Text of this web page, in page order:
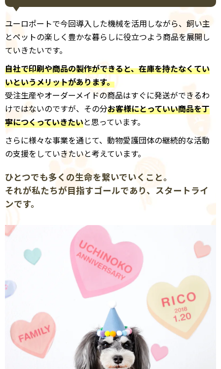
ユーロポートで今回導入した機械を活用しながら、飼い主
とペットの楽しく豊かな暮らしに役立つよう商品を展開し
ていきたいです。
自社で印刷や商品の製作ができると、在庫を持たなくてい
いというメリットがあります。
受注生産やオーダーメイドの商品はすぐに発送ができるわ
けではないのですが、その分お客様にとっていい商品を丁
寧につくっていきたいと思っています。
さらに様々な事業を通じて、動物愛護団体の継続的な活動
の支援をしていきたいと考えています。
ひとつでも多くの生命を繋いでいくこと。
それが私たちが目指すゴールであり、スタートライ
ンです。